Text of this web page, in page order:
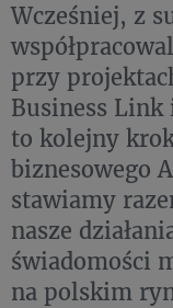
Wcześniej, z
przy
Business Link
to kolejny
biznesowego
stawiamy
nasze
świadomości
na polskim